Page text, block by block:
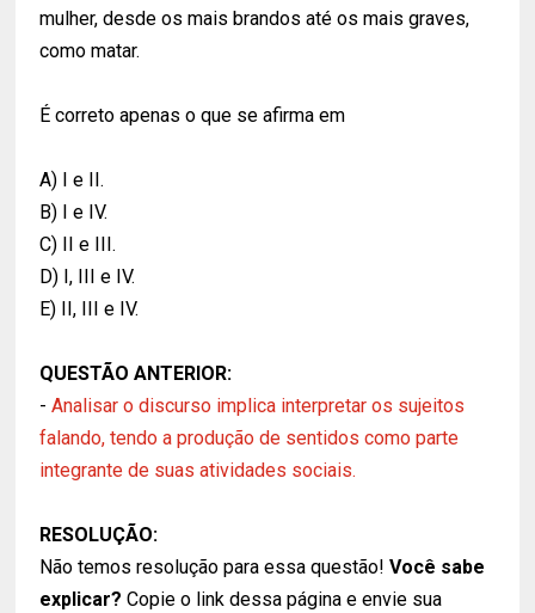
mulher, desde os mais brandos até os mais graves,
como matar.
É correto apenas o que se afirma em
A) I e II.
B) I e IV.
C) II e III.
D) I, III e IV.
E) II, III e IV.
QUESTÃO ANTERIOR:
-Analisar o discurso implica interpretar os sujeitos
falando, tendo a produção de sentidos como parte
integrante de suas atividades sociais.
RESOLUÇÃO:
Não temos resolução para essa questão!Você sabe
explicar? Copie o link dessa página e envie sua